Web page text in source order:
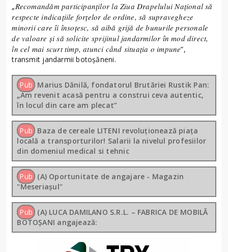
„Recomandăm participanților la Ziua Drapelului Național să
respecte indicațiile forțelor de ordine, să supravegheze
minorii care îi însoțesc, să aibă grijă de bunurile personale
de valoare și să solicite sprijinul jandarmilor în mod direct,
în cel mai scurt timp, atunci când situația o impune”,
transmit jandarmii botoșăneni.
Pub Marius Dănilă, fondatorul Brutăriei Rustik Pan:
„Am revenit acasă pentru a construi ceva autentic,
în locul din care am plecat”
Pub Baza de cereale LITENI revoluționează piața
locală a transporturilor! Salarii la nivelul profesiilor
din domeniul medical si tehnic
Pub (A) Oportunitate de angajare - Magazin
"Meseriașul"
Pub (A) LUCA DAMILANO S.R.L. – FABRICA DE MOBILĂ
BOTOȘANI angajează: